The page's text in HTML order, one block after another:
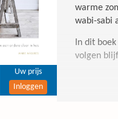
Uw prijs
Inloggen
warme
wabi-sabi
In dit
volgen